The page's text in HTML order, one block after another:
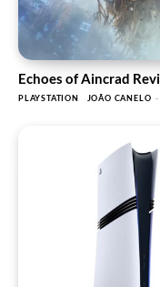
Echoes of Aincrad
PLAYSTATION JOÃO CANELO -